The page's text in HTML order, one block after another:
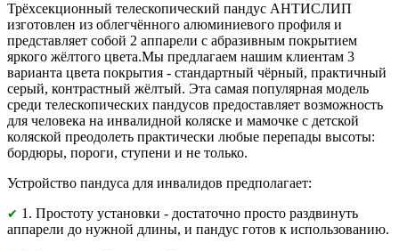
Трёхсекционный телескопический пандус АНТИСЛИП
изготовлен из облегчённого алюминиевого профиля и
представляет собой 2 аппарели с абразивным покрытием
яркого жёлтого цвета.Мы предлагаем нашим клиентам 3
варианта цвета покрытия - стандартный чёрный, практичный
серый, контрастный жёлтый. Эта самая популярная модель
среди телескопических пандусов предоставляет возможность
для человека на инвалидной коляске и мамочке с детской
коляской преодолеть практически любые перепады высоты:
бордюры, пороги, ступени и не только.
Устройство пандуса для инвалидов предполагает:
✔ 1. Простоту установки - достаточно просто раздвинуть
аппарели до нужной длины, и пандус готов к использованию.